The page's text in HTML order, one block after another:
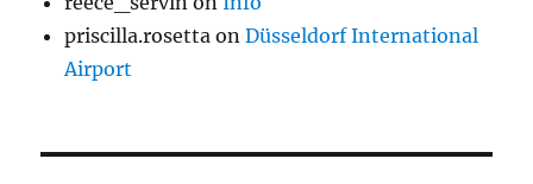
priscilla.rosetta onDüsseldorf International
Airport